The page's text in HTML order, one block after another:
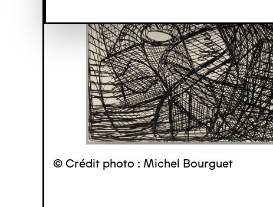
principal
© Crédit photo : Michel Bourguet